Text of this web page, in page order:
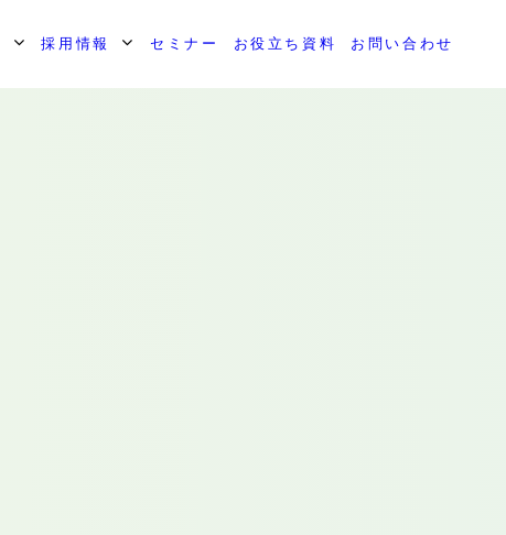
採用情報 セミナー お役立ち資料 お問い合わせ